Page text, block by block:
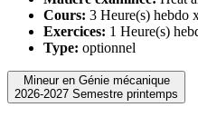
Cours: 3 Heure(s) hebdo
Exercices: 1 Heure(s)
Type: optionnel
Mineur en Génie mécanique
2026-2027 Semestre printemps